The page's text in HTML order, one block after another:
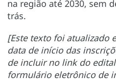
na região até 2030, sem
trás.
[Este texto foi atualizado
data de início das
de incluir no link do edital
formulário eletrônico de